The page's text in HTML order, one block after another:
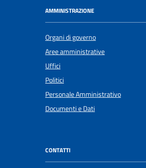
AMMINISTRAZIONE
Organi di governo
Aree amministrative
Uffici
Politici
Personale Amministrativo
Documenti e Dati
CONTATTI